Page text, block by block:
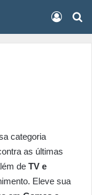
categoria
as últimas
de TV e
Eleve sua